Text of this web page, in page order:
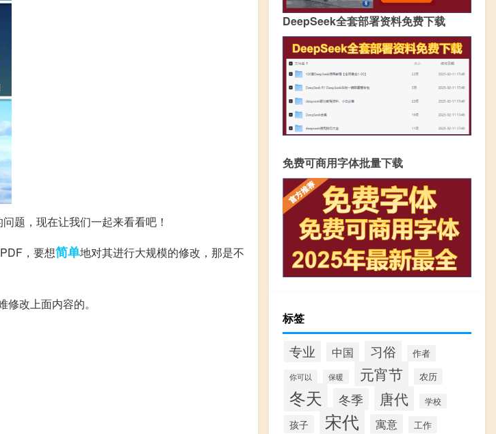
题，现在让我们一起来看看吧！
，要想简单地对其进行大规模的修改，那是不
改上面内容的。
DeepSeek全套部署资料免费下载
免费可商用字体批量下载
标签
专业 中国 习俗 作者
你可以 保暖 元宵节 农历
冬天 冬季 唐代 学校
孩子 宋代 寓意 工作